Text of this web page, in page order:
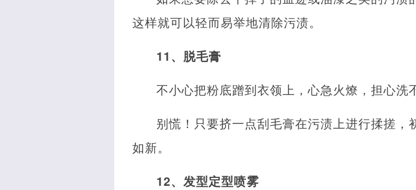
这样就可以轻而易举地清除污渍。
11、脱毛膏
不小心把粉底蹭到衣领上，心急火燎，担心洗
别慌！只要挤一点刮毛膏在污渍上进行揉搓，
如新。
12、发型定型喷雾